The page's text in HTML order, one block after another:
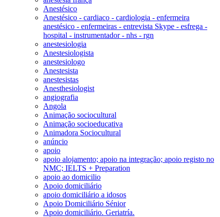
Anestésico
Anestésico - cardiaco - cardiologia - enfermeira
anestésico - enfermeiras - entrevista Skype - esfrega -
hospital - instrumentador - nhs - rgn
anestesiologia
Anestesiologista
anestesiologo
Anestesista
anestesistas
Anesthesiologist
angiografia
Angola
Animação sociocultural
Animação socioeducativa
Animadora Sociocultural
anúncio
apoio
apoio alojamento; apoio na integração; apoio registo no
NMC; IELTS + Preparation
apoio ao domicilio
Apoio domiciliário
apoio domiciliário a idosos
Apoio Domiciliário Sénior
Apoio domiciliário. Geriatría.